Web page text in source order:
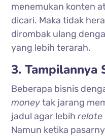
menemukan konten
dicari. Maka tidak
dirombak ulang
yang lebih terarah.
3. Tampilannya
Beberapa bisnis
moneytak jarang
jadul agar lebihrelate
Namun ketika